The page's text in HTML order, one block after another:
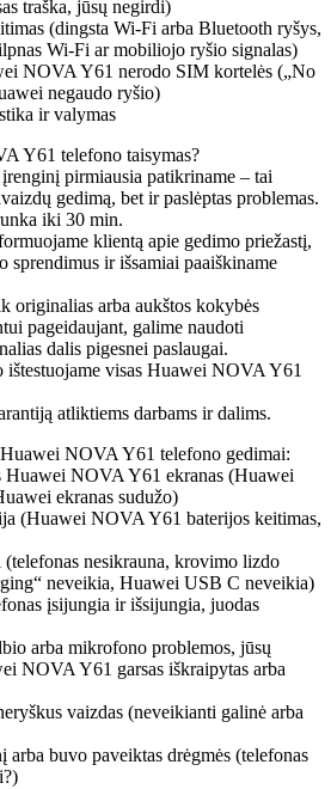
traška, jūsų negirdi)
(dingsta Wi-Fi arba Bluetooth ryšys,
Wi-Fi ar mobiliojo ryšio signalas)
NOVA Y61 nerodo SIM kortelės („No
negaudo ryšio)
ir valymas
Y61 telefono taisymas?
pirmiausia patikriname – tai
gedimą, bet ir paslėptas problemas.
iki 30 min.
klientą apie gedimo priežastį,
sprendimus ir išsamiai paaiškiname
originalias arba aukštos kokybės
pageidaujant, galime naudoti
dalis pigesnei paslaugai.
ištestuojame visas Huawei NOVA Y61
atliktiems darbams ir dalims.
NOVA Y61 telefono gedimai:
Huawei NOVA Y61 ekranas (Huawei
ekranas sudužo)
(Huawei NOVA Y61 baterijos keitimas,
nesikrauna, krovimo lizdo
neveikia, Huawei USB C neveikia)
įsijungia ir išsijungia, juodas
arba mikrofono problemos, jūsų
NOVA Y61 garsas iškraipytas arba
vaizdas (neveikianti galinė arba
arba buvo paveiktas drėgmės (telefonas